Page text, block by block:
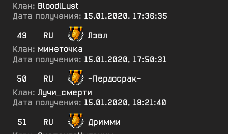
Клан: BloodlLust
Дата получения: 15.01.2020, 17:36:35
49
RU
Лэвл
Клан: минеточка
Дата получения: 15.01.2020, 17:50:31
50
RU
-Пердосрак-
Клан: Лучи_смерти
Дата получения: 15.01.2020, 18:21:40
51
RU
Дримми